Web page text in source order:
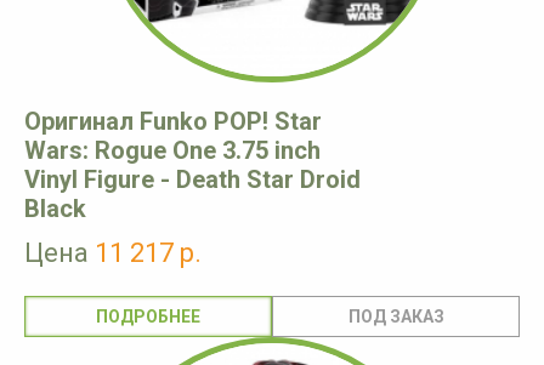
Оригинал Funko POP! Star
Wars: Rogue One 3.75 inch
Vinyl Figure - Death Star Droid
Black
Цена 11 217 р.
ПОДРОБНЕЕ